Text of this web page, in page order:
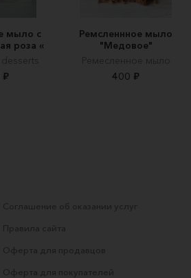
мыло с
роза «
₽
Ремсленнное мыло
"Медовое"
Ремесленное мыло
400 ₽
Соглашение об оказании услуг
Правила сайта
Оферта для продавцов
Оферта для покупателей